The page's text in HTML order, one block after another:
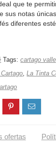
que te
sus notas
diferentes
Tags:cartago valle
,La Tinta
ofertas